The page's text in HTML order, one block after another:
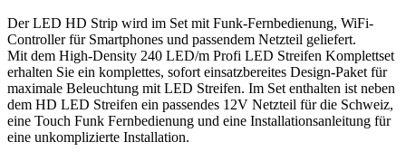
Der LED HD Strip wird im Set mit Funk-Fernbedienung, WiFi-
Controller für Smartphones und passendem Netzteil geliefert.
Mit dem High-Density 240 LED/m Profi LED Streifen Komplettset
erhalten Sie ein komplettes, sofort einsatzbereites Design-Paket für
maximale Beleuchtung mit LED Streifen. Im Set enthalten ist neben
dem HD LED Streifen ein passendes 12V Netzteil für die Schweiz,
eine Touch Funk Fernbedienung und eine Installationsanleitung für
eine unkomplizierte Installation.